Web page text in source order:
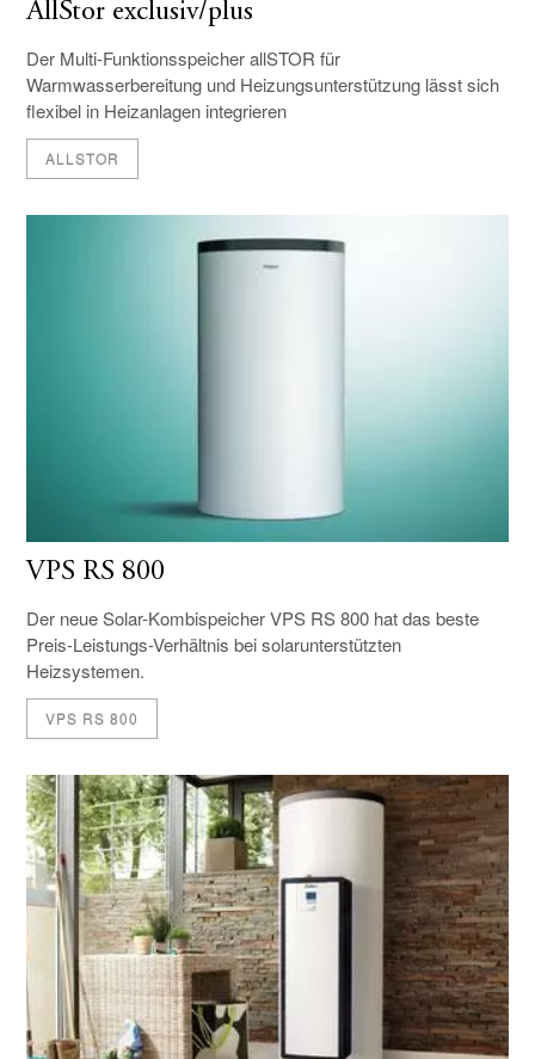
AllStor exclusiv/plus
Der Multi-Funktionsspeicher allSTOR für
Warmwasserbereitung und Heizungsunterstützung lässt sich
flexibel in Heizanlagen integrieren
ALLSTOR
VPS RS 800
Der neue Solar-Kombispeicher VPS RS 800 hat das beste
Preis-Leistungs-Verhältnis bei solarunterstützten
Heizsystemen.
VPS RS 800